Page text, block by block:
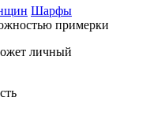
Шарфы
примерки
личный